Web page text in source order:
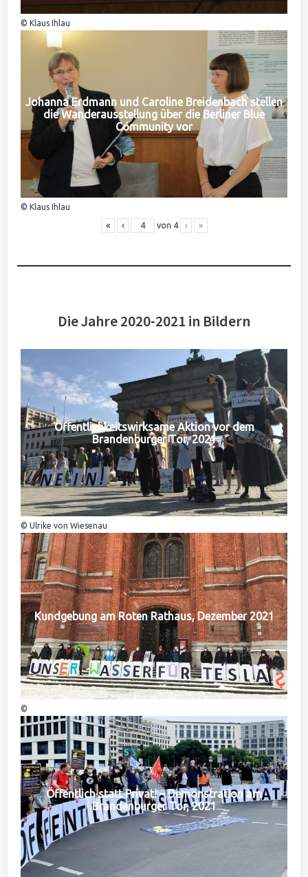
© Klaus Ihlau
Johanna Erdmann und Caroline Breidenbach stellen
die Wanderausstellung über die Berliner Blue
Community vor
© Klaus Ihlau
« ‹ von 4 › »
Die Jahre 2020-2021 in Bildern
Öffentlichkeitswirksame Aktion vor dem
Brandenburger Tor, 2021
© Ulrike von Wiesenau
Kundgebung am Roten Rathaus, Dezember 2021
©
Öffentlich statt Privat! – Demonstration am
Brandenburger Tor, 2021